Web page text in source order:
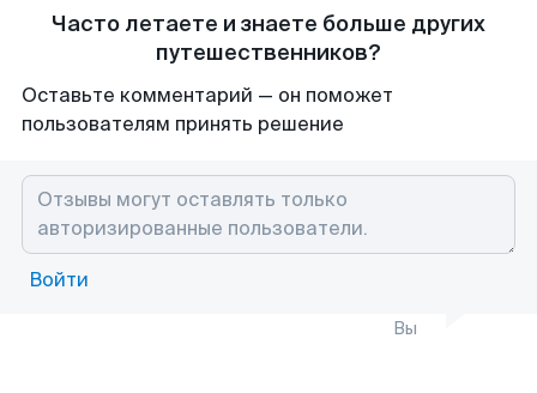
Часто летаете и знаете больше других
путешественников?
Оставьте комментарий — он поможет
пользователям принять решение
Войти
Вы